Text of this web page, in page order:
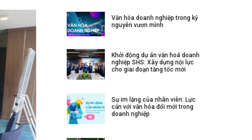
Văn hóa doanh nghiệp trong kỷ
nguyên vươn mình
Khởi động dự án văn hoá doanh
nghiệp SHS: Xây dựng nội lực
cho giai đoạn tăng tốc mới
Sự im lặng của nhân viên: Lực
cản với văn hóa đổi mới trong
doanh nghiệp